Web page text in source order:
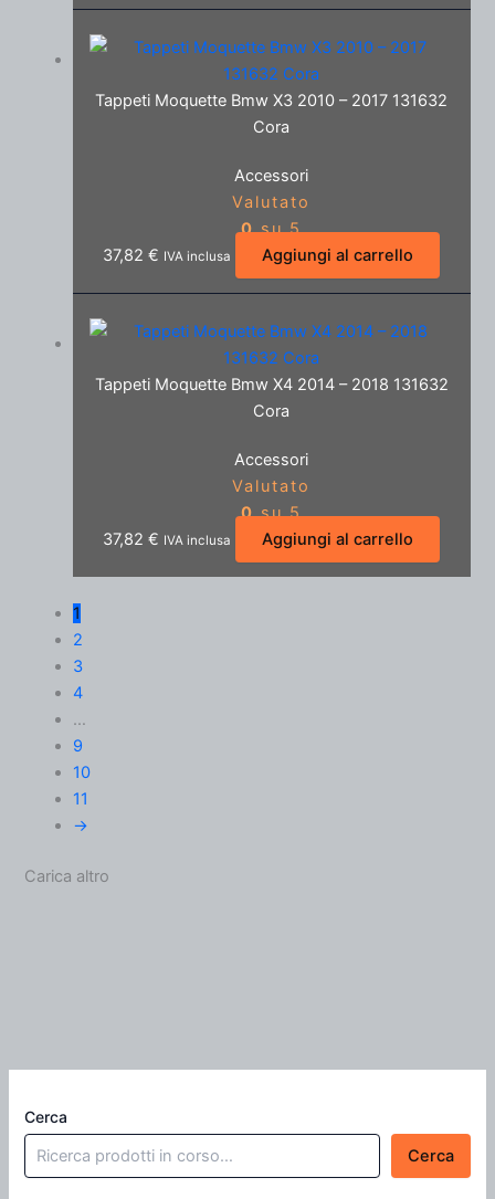
Tappeti Moquette Bmw X3 2010 – 2017 131632
Cora
Accessori
Valutato
0su 5
37,82€ IVA inclusa Aggiungi al carrello
Tappeti Moquette Bmw X4 2014 – 2018 131632
Cora
Accessori
Valutato
0su 5
37,82€ IVA inclusa Aggiungi al carrello
1
2
3
4
…
9
10
11
→
Carica altro
Cerca
Cerca